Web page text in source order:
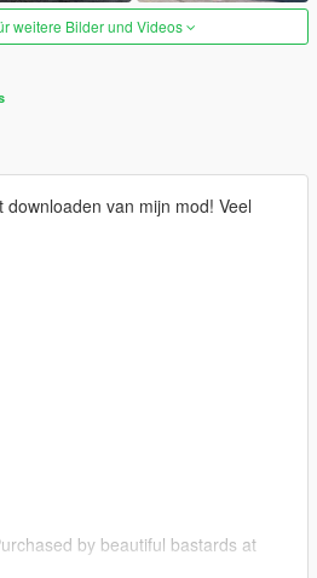
weitere Bilder und Videos
van mijn mod! Veel
by beautiful bastards at